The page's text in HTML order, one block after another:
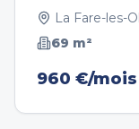
La Fare-les-
69 m²
960 €/mois